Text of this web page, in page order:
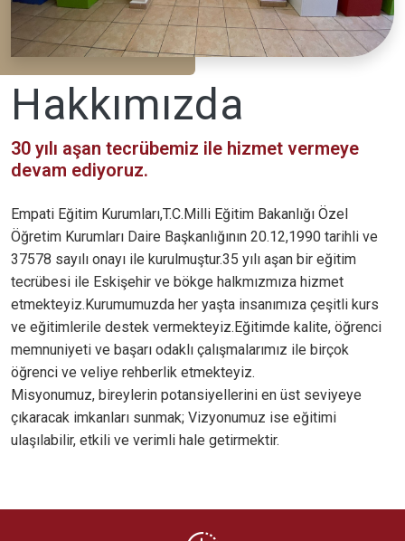
Hakkımızda
30 yılı aşan tecrübemiz ile hizmet vermeye
devam ediyoruz.
Empati Eğitim Kurumları,T.C.Milli Eğitim Bakanlığı Özel
Öğretim Kurumları Daire Başkanlığının 20.12,1990 tarihli ve
37578 sayılı onayı ile kurulmuştur.35 yılı aşan bir eğitim
tecrübesi ile Eskişehir ve bökge halkmızmıza hizmet
etmekteyiz.Kurumumuzda her yaşta insanımıza çeşitli kurs
ve eğitimlerile destek vermekteyiz.Eğitimde kalite, öğrenci
memnuniyeti ve başarı odaklı çalışmalarımız ile birçok
öğrenci ve veliye rehberlik etmekteyiz.
Misyonumuz, bireylerin potansiyellerini en üst seviyeye
çıkaracak imkanları sunmak; Vizyonumuz ise eğitimi
ulaşılabilir, etkili ve verimli hale getirmektir.